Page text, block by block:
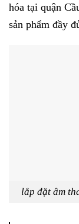
hóa tại quận
sản phẩm đầy
lắp đặt âm